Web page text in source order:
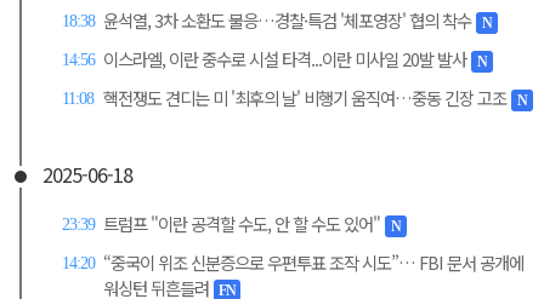
18:38 윤석열, 3차 소환도 불응…경찰·특검 '체포영장' 협의 착수 N
14:56 이스라엘, 이란 중수로 시설 타격...이란 미사일 20발 발사 N
11:08 핵전쟁도 견디는 미 '최후의 날' 비행기 움직여…중동 긴장 고조 N
2025-06-18
23:39 트럼프 "이란 공격할 수도, 안 할 수도 있어" N
14:20 “중국이 위조 신분증으로 우편투표 조작 시도”… FBI 문서 공개에
워싱턴 뒤흔들려
FN